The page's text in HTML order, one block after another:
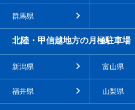
群馬県
北陸・甲信越地方の月極駐車場
新潟県 富山県
福井県 山梨県